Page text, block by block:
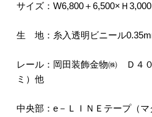
サイズ：W6,800＋6,500×Ｈ3,000
生 地：糸入透明ビニール
レール：岡田装飾金物㈱ Ｄ４
ミ）他
中央部：e－ＬＩＮＥテープ（